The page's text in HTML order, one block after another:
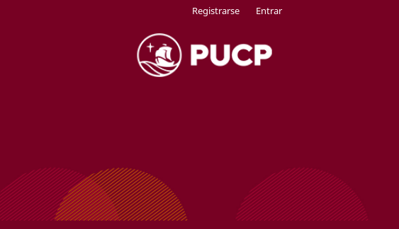
Registrarse Entrar